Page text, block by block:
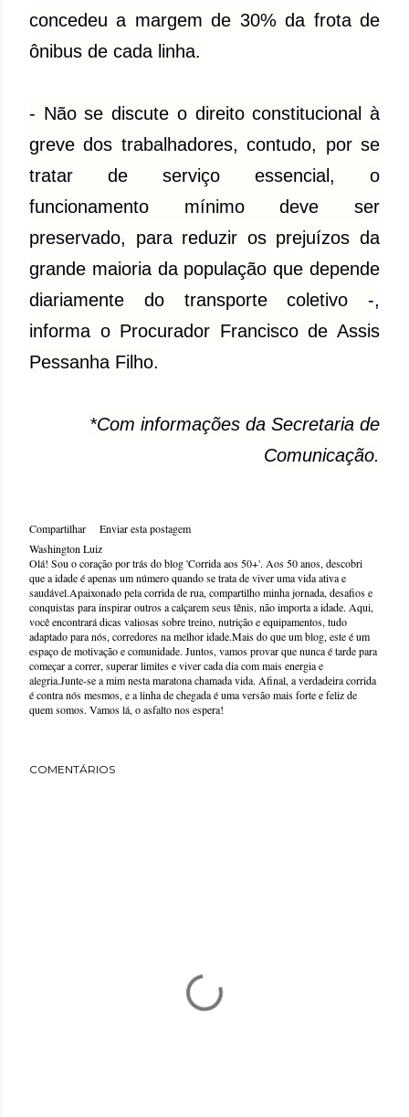
concedeu a margem de 30% da frota de
ônibus de cada linha.
- Não se discute o direito constitucional à
greve dos trabalhadores, contudo, por se
tratar de serviço essencial, o
funcionamento mínimo deve ser
preservado, para reduzir os prejuízos da
grande maioria da população que depende
diariamente do transporte coletivo -,
informa o Procurador Francisco de Assis
Pessanha Filho.
*Com informações da Secretaria de
Comunicação.
Compartilhar
Enviar esta postagem
Washington Luiz
Olá! Sou o coração por trás do blog 'Corrida aos 50+'. Aos 50 anos, descobri
que a idade é apenas um número quando se trata de viver uma vida ativa e
saudável.Apaixonado pela corrida de rua, compartilho minha jornada, desafios e
conquistas para inspirar outros a calçarem seus tênis, não importa a idade. Aqui,
você encontrará dicas valiosas sobre treino, nutrição e equipamentos, tudo
adaptado para nós, corredores na melhor idade.Mais do que um blog, este é um
espaço de motivação e comunidade. Juntos, vamos provar que nunca é tarde para
começar a correr, superar limites e viver cada dia com mais energia e
alegria.Junte-se a mim nesta maratona chamada vida. Afinal, a verdadeira corrida
é contra nós mesmos, e a linha de chegada é uma versão mais forte e feliz de
quem somos. Vamos lá, o asfalto nos espera!
COMENTÁRIOS